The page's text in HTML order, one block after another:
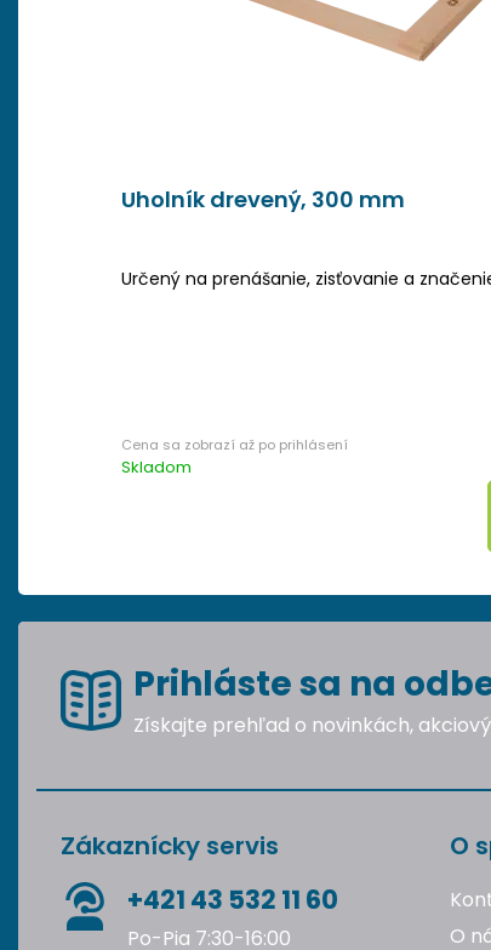
Uholník drevený, 300 mm
Určený na prenášanie, zisťovanie a
Skladom
Prihláste sa na
Získajte prehľad o novinkách,
Zákaznícky servis
+421 43 532 11 60
Po-Pia 7:30-16:00
O
O